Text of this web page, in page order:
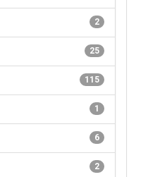
2
25
115
1
6
2